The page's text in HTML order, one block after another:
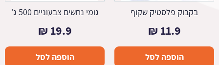
בקבוק פלסטיק שקוף
11.9
₪
הוספה לסל
גומי נחשים צבעוניים 500 ג'
19.9
₪
הוספה לסל